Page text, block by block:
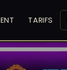
TARIFS